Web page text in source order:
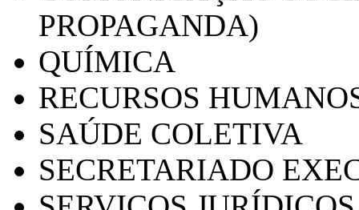
PROPAGANDA)
QUÍMICA
RECURSOS
SAÚDE COLETIVA
SECRETARIADO